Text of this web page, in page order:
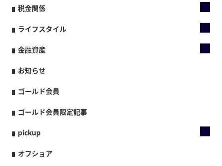
税金関係
ライフスタイル
金融資産
お知らせ
ゴールド会員
ゴールド会員限定記事
pickup
オフショア